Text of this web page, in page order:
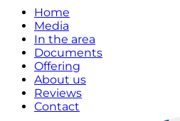
Home
Media
In the area
Documents
Offering
About us
Reviews
Contact